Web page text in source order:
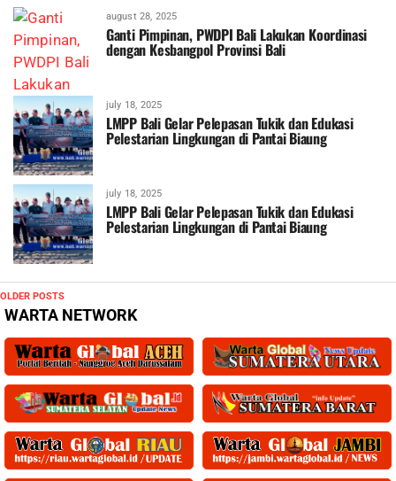
august 28, 2025
Ganti Pimpinan, PWDPI Bali Lakukan Koordinasi
dengan Kesbangpol Provinsi Bali
july 18, 2025
LMPP Bali Gelar Pelepasan Tukik dan Edukasi
Pelestarian Lingkungan di Pantai Biaung
july 18, 2025
LMPP Bali Gelar Pelepasan Tukik dan Edukasi
Pelestarian Lingkungan di Pantai Biaung
OLDER POSTS
WARTA NETWORK